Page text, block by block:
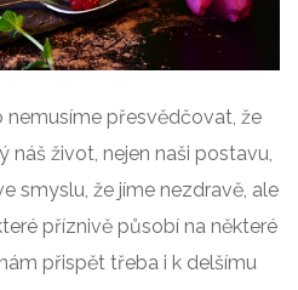
nemusíme přesvědčovat, že
náš život, nejen naši postavu,
smyslu, že jíme nezdravě, ale
příznivě působí na některé
přispět třeba i k delšímu